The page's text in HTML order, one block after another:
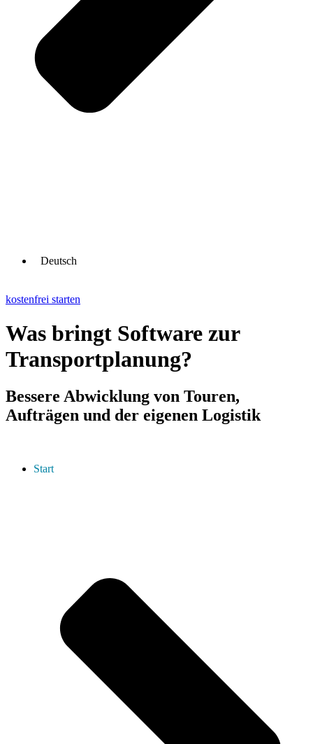
Deutsch
kostenfrei starten
Was bringt Software zur
Transportplanung?
Bessere Abwicklung von Touren,
Aufträgen und der eigenen Logistik
Start